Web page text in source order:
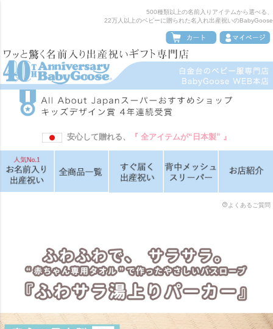
500種類以上の名前入りアイテムから選べる、
22万人以上のベビーに贈られた名入れ出産祝いのBabyGoose
安心して贈れる、 『 全アイテムが“日本製” 』
よくあるご質問